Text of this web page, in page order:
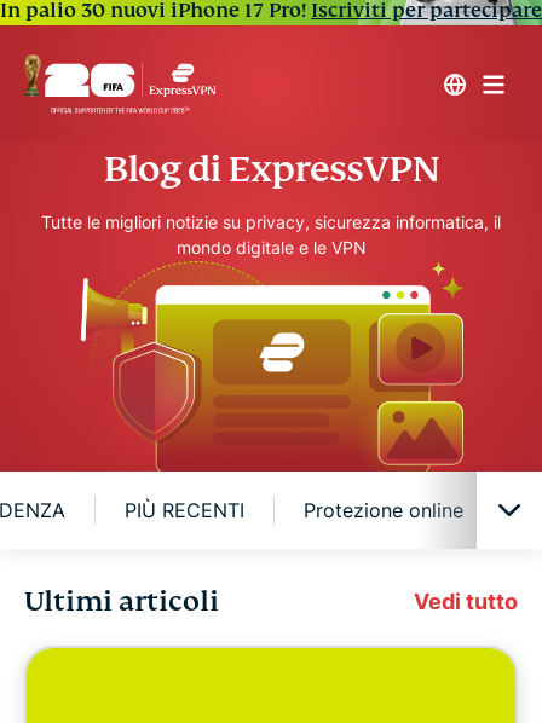
In palio 30 nuovi iPhone 17 Pro! Iscriviti per partecipare
Blog di ExpressVPN
Tutte le migliori notizie su privacy, sicurezza informatica, il
mondo digitale e le VPN
PIÙ RECENTI Protezione online
Cybersicurezza
Ultimi articoli Vedi tutto